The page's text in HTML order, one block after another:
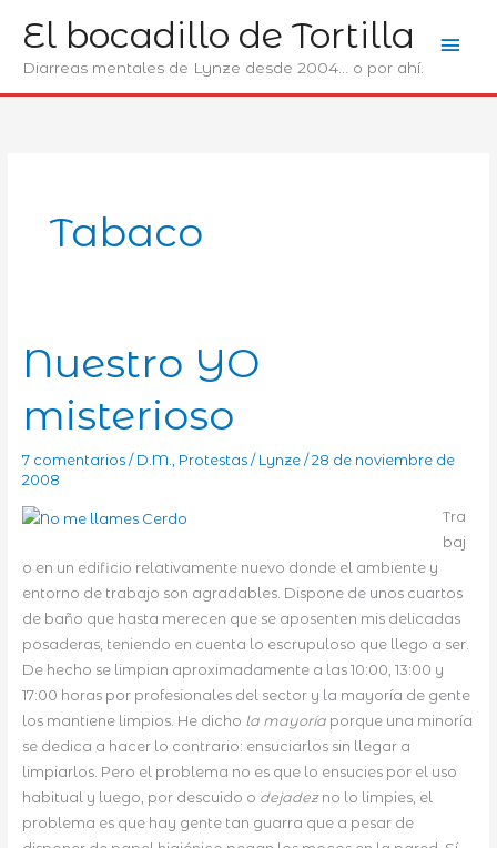
contenido
El bocadillo de Tortilla
Diarreas mentales de Lynze desde 2004... o por ahí.
Tabaco
Nuestro YO
misterioso
7 comentarios / D.M. Protestas/ Lynze /28 de noviembre de
2008
Tra
baj
o en un edificio relativamente nuevo donde el ambiente y
entorno de trabajo son agradables. Dispone de unos cuartos
de baño que hasta merecen que se aposenten mis delicadas
posaderas, teniendo en cuenta lo escrupuloso que llego a ser.
De hecho se limpian aproximadamente a las 10:00, 13:00 y
17:00 horas por profesionales del sector y la mayoría de gente
los mantiene limpios. He dicho la mayoríaporque una minoría
se dedica a hacer lo contrario: ensuciarlos sin llegar a
limpiarlos. Pero el problema no es que lo ensucies por el uso
habitual y luego, por descuido o dejadezno lo limpies, el
problema es que hay gente tan guarra que a pesar de